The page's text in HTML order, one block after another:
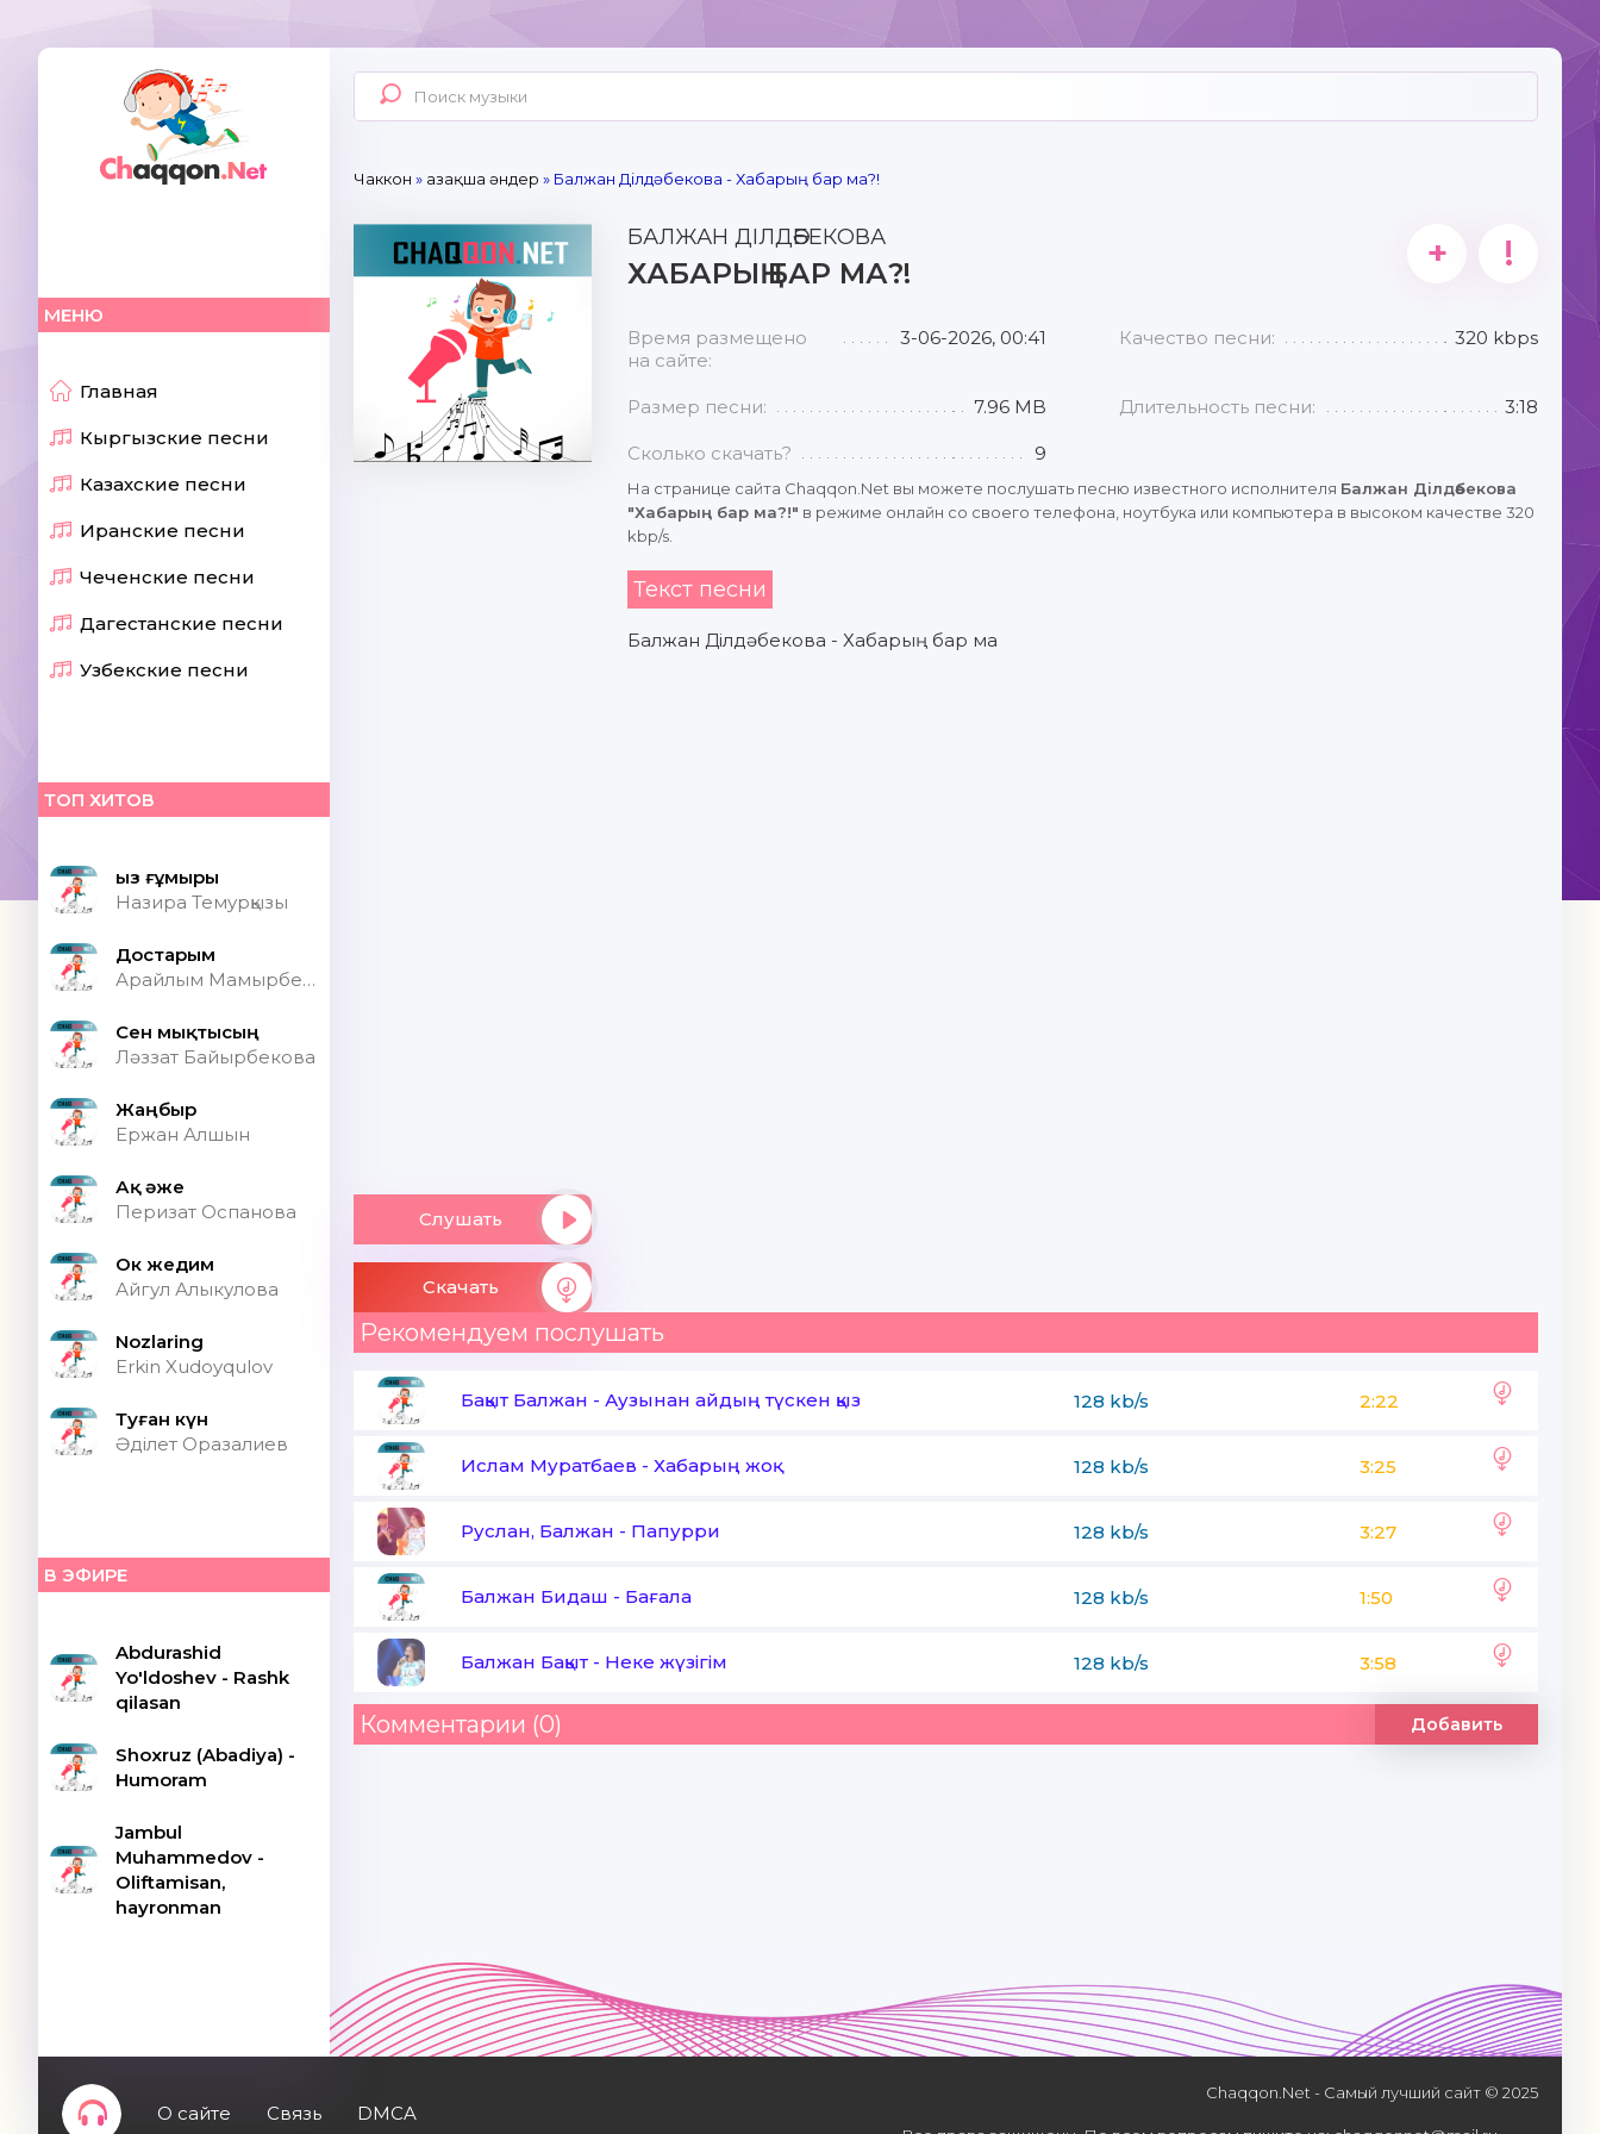
МЕНЮ
Главная
Кыргызские песни
Казахские песни
Иранские песни
Чеченские песни
Дагестанские песни
Узбекские песни
ТОП ХИТОВ
Қыз ғұмыры
Назира Темурқызы
Достарым
Арайлым Мамырбекқызы
Сен мықтысың
Ләззат Байырбекова
Жаңбыр
Ержан Алшын
Ақ әже
Перизат Оспанова
Ок жедим
Айгул Алыкулова
Nozlaring
Erkin Xudoyqulov
Туған күн
Әділет Оразалиев
В ЭФИРЕ
Abdurashid
Yo'ldoshev - Rashk
qilasan
Shoxruz (Abadiya) -
Humoram
Jambul
Muhammedov -
Oliftamisan,
hayronman
Чаккон » Қазақша әндер » Балжан Ділдәбекова - Хабарың бар ма?!
Слушать
Скачать
БАЛЖАН ДІЛДӘБЕКОВА
ХАБАРЫҢ БАР МА?! + !
Время размещено
на сайте:
3-06-2026, 00:41 Качество песни: 320 kbps
Размер песни: 7.96 MB Длительность песни: 3:18
Сколько скачать? 9
На странице сайта Chaqqon.Net вы можете послушать песню известного исполнителя Балжан Ділдәбекова
"Хабарың бар ма?!" в режиме онлайн со своего телефона, ноутбука или компьютера в высоком качестве 320
kbp/s.
Текст песни
Балжан Ділдәбекова - Хабарың бар ма
Рекомендуем послушать
Бақыт Балжан - Аузынан айдың түскен қыз 128 kb/s 2:22
Ислам Муратбаев - Хабарың жоқ 128 kb/s 3:25
Руслан, Балжан - Папурри 128 kb/s 3:27
Балжан Бидаш - Бағала 128 kb/s 1:50
Балжан Бақыт - Неке жүзігім 128 kb/s 3:58
Комментарии (0) Добавить
О сайте Связь DMCA
Chaqqon.Net - Самый лучший сайт © 2025